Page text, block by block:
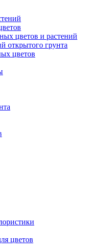
цветов и растений
открытого грунта
цветов
цветов